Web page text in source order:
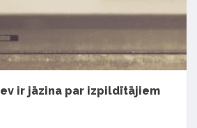
ir jāzina par izpildītājiem